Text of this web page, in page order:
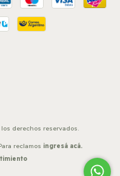
los derechos reservados.
reclamos ingresá acá.